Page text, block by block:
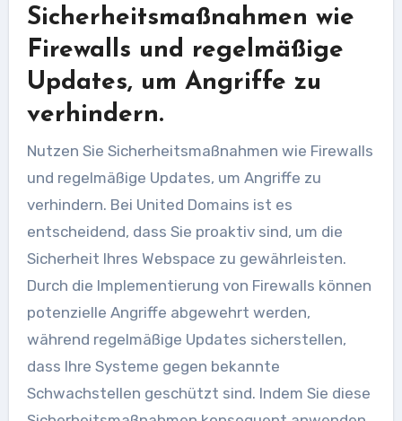
Sicherheitsmaßnahmen wie
Firewalls und regelmäßige
Updates, um Angriffe zu
verhindern.
Nutzen Sie Sicherheitsmaßnahmen wie Firewalls
und regelmäßige Updates, um Angriffe zu
verhindern. Bei United Domains ist es
entscheidend, dass Sie proaktiv sind, um die
Sicherheit Ihres Webspace zu gewährleisten.
Durch die Implementierung von Firewalls können
potenzielle Angriffe abgewehrt werden,
während regelmäßige Updates sicherstellen,
dass Ihre Systeme gegen bekannte
Schwachstellen geschützt sind. Indem Sie diese